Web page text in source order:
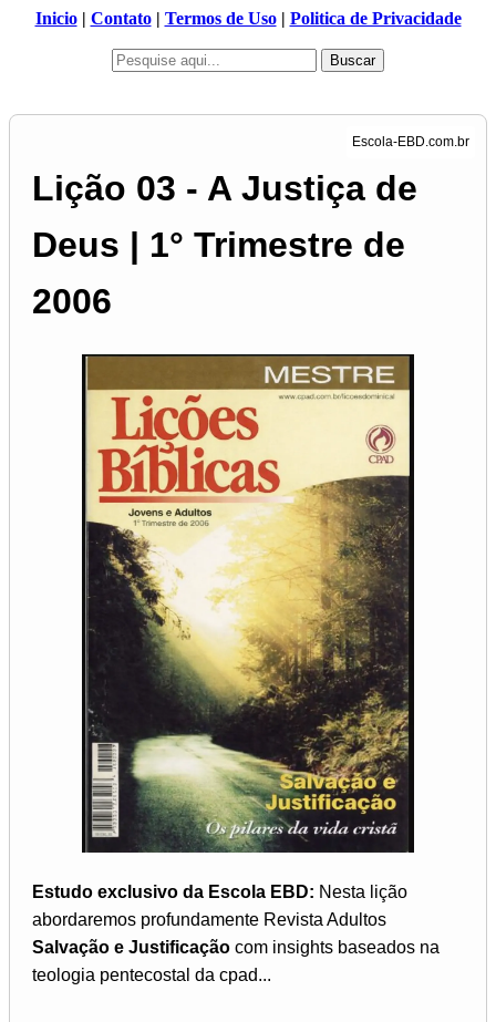
Inicio| Contato| Termos de Uso| Politica de Privacidade
Buscar
Lição 03 - A Justiça de
Deus | 1° Trimestre de
2006
Estudo exclusivo da Escola EBD: Nesta lição
abordaremos profundamente Revista Adultos
Salvação e Justificação com insights baseados na
teologia pentecostal da cpad...